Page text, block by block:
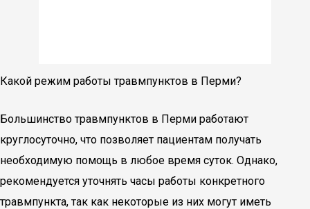
Какой режим работы травмпунктов в Перми?
Большинство травмпунктов в Перми работают
круглосуточно, что позволяет пациентам получать
необходимую помощь в любое время суток. Однако,
рекомендуется уточнять часы работы конкретного
травмпункта, так как некоторые из них могут иметь